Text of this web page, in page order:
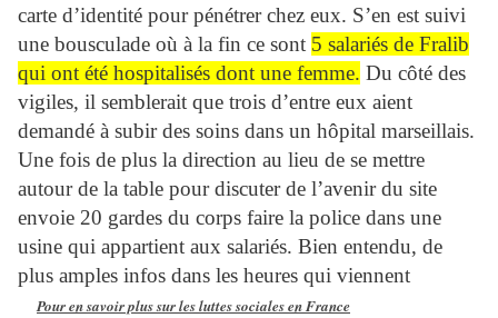
carte d’identité pour pénétrer chez eux. S’en est suivi
une bousculade où à la fin ce sont 5 salariés de Fralib
qui ont été hospitalisés dont une femme. Du côté des
vigiles, il semblerait que trois d’entre eux aient
demandé à subir des soins dans un hôpital marseillais.
Une fois de plus la direction au lieu de se mettre
autour de la table pour discuter de l’avenir du site
envoie 20 gardes du corps faire la police dans une
usine qui appartient aux salariés. Bien entendu, de
plus amples infos dans les heures qui viennent
Pour en savoir plus sur les luttes sociales en France